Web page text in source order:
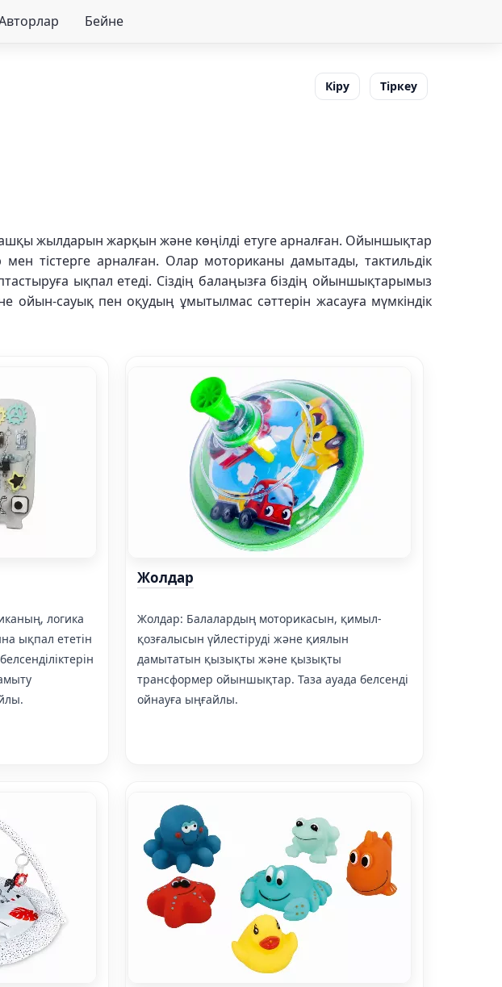
Бейне
Кіру Тіркеу
жылдарын жарқын және көңілді етуге арналған. Ойыншықтар
тістерге арналған. Олар моториканы дамытады, тактильдік
ықпал етеді. Сіздің балаңызға біздің ойыншықтарымыз
сауық пен оқудың ұмытылмас сәттерін жасауға мүмкіндік
логика
ықпал ететін
Жолдар
Жолдар: Балалардың моторикасын, қимыл-
қозғалысын үйлестіруді және қиялын
дамытатын қызықты және қызықты
трансформер ойыншықтар. Таза ауада белсенді
ойнауға ыңғайлы.